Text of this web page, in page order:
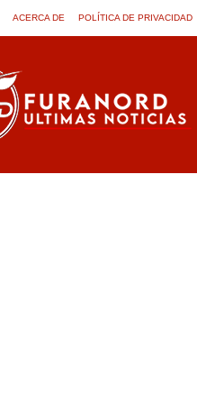
ACERCA DE POLÍTICA DE PRIVACIDAD